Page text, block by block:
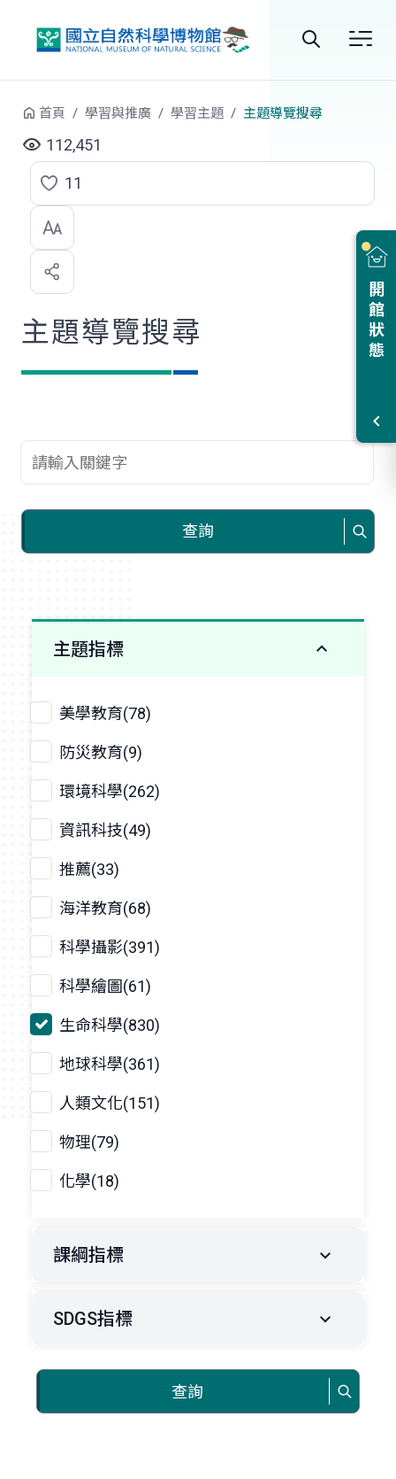
站
尋
開館狀態
首頁 學習與推廣 學習主題 主題導覽搜尋
112,451
點
選
喜
歡
11
主題導覽搜尋
查詢關鍵字
查詢
主題指標
美學教育(78)
防災教育(9)
環境科學(262)
資訊科技(49)
推薦(33)
海洋教育(68)
科學攝影(391)
科學繪圖(61)
生命科學(830)
地球科學(361)
人類文化(151)
物理(79)
化學(18)
課綱指標
SDGS指標
查詢